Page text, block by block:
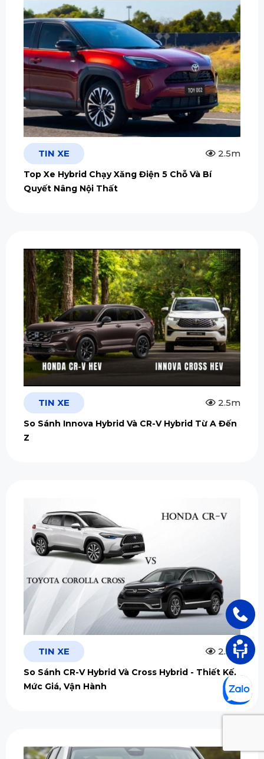
TIN XE 2.5m
Top Xe Hybrid Chạy Xăng Điện 5 Chỗ Và Bí
Quyết Nâng Nội Thất
TIN XE 2.5m
So Sánh Innova Hybrid Và CR-V Hybrid Từ A Đến
Z
TIN XE 2.5m
So Sánh CR-V Hybrid Và Cross Hybrid - Thiết Kế,
Mức Giá, Vận Hành